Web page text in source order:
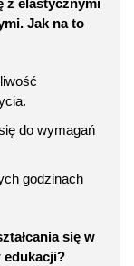
z elastycznymi
Jak na to
do wymagań
godzinach
się w
edukacji?